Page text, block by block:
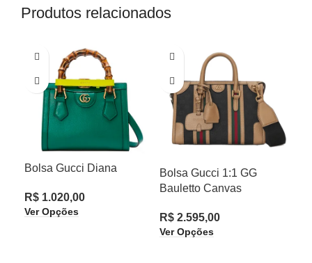
Produtos relacionados
Bolsa Gucci Diana
R$ 1.020,00
Ver Opções
Bolsa Gucci 1:1 GG
Bauletto Canvas
R$ 2.595,00
Ver Opções